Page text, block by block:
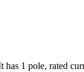
1 pole, rated